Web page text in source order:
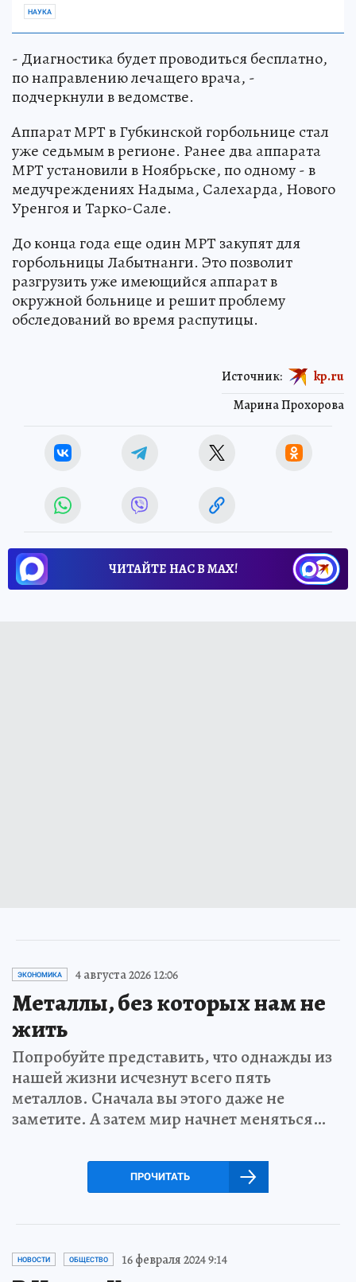
НАУКА
- Диагностика будет проводиться бесплатно,
по направлению лечащего врача, -
подчеркнули в ведомстве.
Аппарат МРТ в Губкинской горбольнице стал
уже седьмым в регионе. Ранее два аппарата
МРТ установили в Ноябрьске, по одному - в
медучреждениях Надыма, Салехарда, Нового
Уренгоя и Тарко-Сале.
До конца года еще один МРТ закупят для
горбольницы Лабытнанги. Это позволит
разгрузить уже имеющийся аппарат в
окружной больнице и решит проблему
обследований во время распутицы.
Марина Прохорова
Источник: kp.ru
ЧИТАЙТЕ НАС В МАХ!
ЭКОНОМИКА 4 августа 2026 12:06
Металлы, без которых нам не
жить
Попробуйте представить, что однажды из
нашей жизни исчезнут всего пять
металлов. Сначала вы этого даже не
заметите. А затем мир начнет меняться…
ПРОЧИТАТЬ
НОВОСТИ ОБЩЕСТВО 16 февраля 2024 9:14